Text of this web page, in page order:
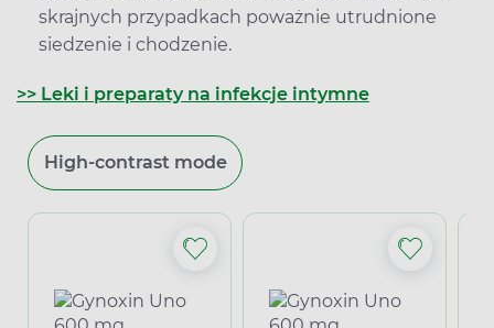
skrajnych przypadkach poważnie utrudnione
siedzenie i chodzenie.
>> Leki i preparaty na infekcje intymne
High-contrast mode